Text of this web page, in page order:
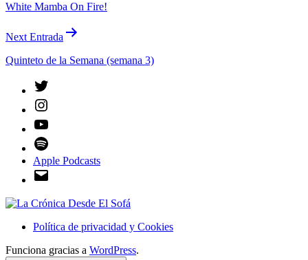
entradas
White Mamba On Fire!
Next Entrada
Quinteto de la Semana (semana 3)
Apple Podcasts
Política de privacidad y Cookies
Funciona gracias a WordPress.